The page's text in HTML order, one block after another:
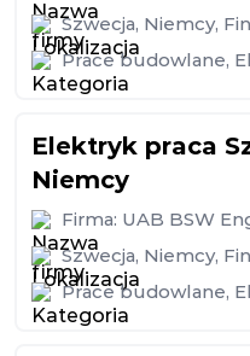
Szwecja, Niemcy,
Prace budowlane,
Elektryk praca
Niemcy
Firma: UAB BSW
Szwecja, Niemcy,
Prace budowlane,